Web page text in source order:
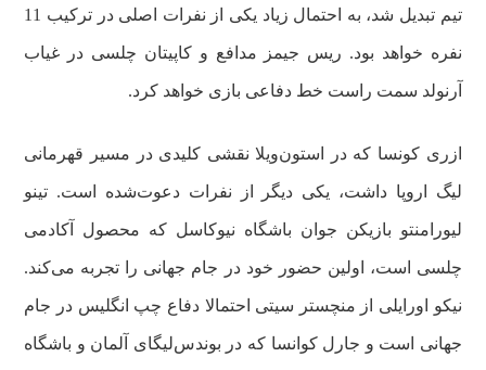
تیم تبدیل شد، به احتمال زیاد یکی از نفرات اصلی در ترکیب 11
نفره خواهد بود. ریس جیمز مدافع و کاپیتان چلسی در غیاب
آرنولد سمت راست خط دفاعی بازی خواهد کرد.
ازری کونسا که در استون‌ویلا نقشی کلیدی در مسیر قهرمانی
لیگ اروپا داشت، یکی دیگر از نفرات دعوت‌شده است. تینو
لیورامنتو بازیکن جوان باشگاه نیوکاسل که محصول آکادمی
چلسی است، اولین حضور خود در جام جهانی را تجربه می‌کند.
نیکو اورایلی از منچستر سیتی احتمالا دفاع چپ انگلیس در جام
جهانی است و جارل کوانسا که در بوندس‌لیگای آلمان و باشگاه